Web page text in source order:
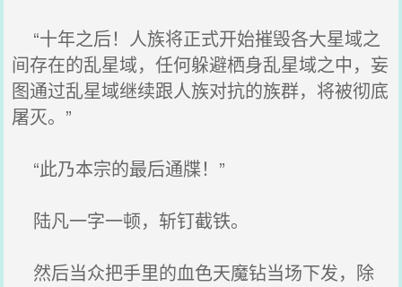
“十年之后！人族将正式开始摧毁各大星域之
间存在的乱星域，任何躲避栖身乱星域之中，妄
图通过乱星域继续跟人族对抗的族群，将被彻底
屠灭。”
“此乃本宗的最后通牒！”
陆凡一字一顿，斩钉截铁。
然后当众把手里的血色天魔钻当场下发，除